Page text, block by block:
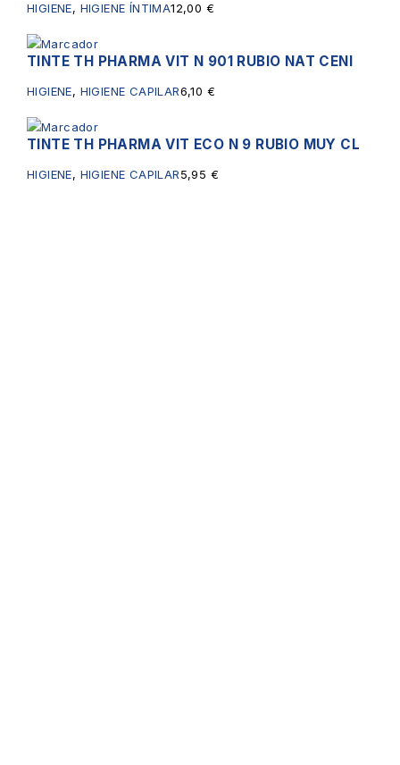
HIGIENE, HIGIENE ÍNTIMA12,00 €
TINTE TH PHARMA VIT N 901 RUBIO NAT CENI
HIGIENE, HIGIENE CAPILAR6,10 €
TINTE TH PHARMA VIT ECO N 9 RUBIO MUY CL
HIGIENE, HIGIENE CAPILAR5,95 €